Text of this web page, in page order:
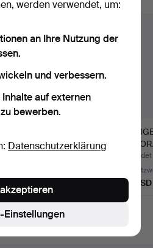
NOTIZBUCH MIT
27 USD
werden verwendet, um:
an Ihre Nutzung der
und verbessern.
auf externen
bewerben.
Datenschutzerklärung
Einstellungen